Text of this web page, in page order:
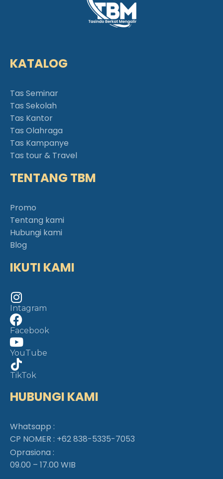
KATALOG
Tas Seminar
Tas Sekolah
Tas Kantor
Tas Olahraga
Tas Kampanye
Tas tour & Travel
TENTANG TBM
Promo
Tentang kami
Hubungi kami
Blog
IKUTI KAMI
Intagram
Facebook
YouTube
TikTok
HUBUNGI KAMI
Whatsapp :
CP NOMER : +62 838-5335-7053
Oprasiona :
09.00 – 17.00 WIB